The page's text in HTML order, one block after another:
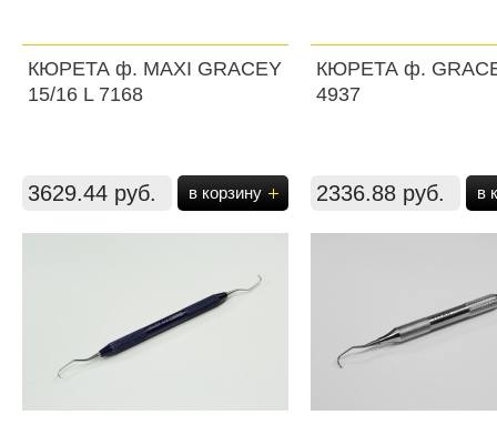
КЮРЕТА ф. MAXI GRACEY
15/16 L 7168
3629.44 руб. в корзину
КЮРЕТА ф.
4937
2336.88 руб. в